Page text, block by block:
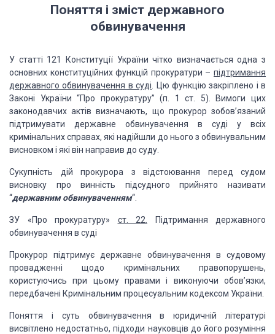
Поняття і зміст державного
обвинувачення
У статті 121
Конституції України чітко визначається одна з
основних конституційних функцій прокуратури –підтримання
державного обвинувачення в суді . Цю функцію закріплено і в
Законі України “Про прокуратуру” (п. 1 ст. 5). Вимоги цих
законодавчих актів визначають, що прокурор зобов’язаний
підтримувати державне обвинувачення в суді у всіх
кримінальних справах, які надійшли до нього з обвинувальним
висновком і які він направив до суду.
Сукупність дій прокурора з відстоювання перед судом
висновку про винність підсудного прийнято називати
“державним обвинуваченням“.
ЗУ «Про прокуратуру» ст. 22.
Підтримання державного
обвинувачення в суді
Прокурор підтримує державне обвинувачення в судовому
провадженні щодо кримінальних правопорушень,
користуючись при цьому правами і виконуючи обов’язки,
передбачені Кримінальним процесуальним кодексом України.
Поняття і суть обвинувачення в юридичній літературі
висвітлено недостатньо, підходи науковців до його розуміння